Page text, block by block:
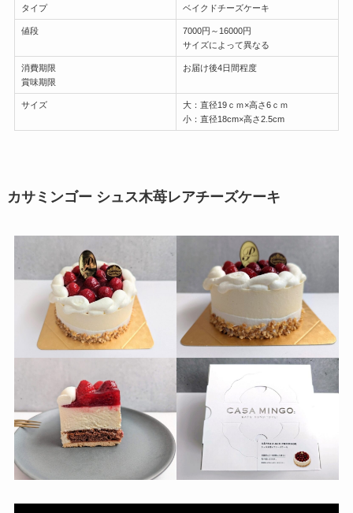
タイプ ベイクドチーズケーキ
値段
7000円～16000円
サイズによって異なる
消費期限
賞味期限
お届け後4日間程度
サイズ
大：直径19ｃｍ×高さ6ｃｍ
小：直径18cm×高さ2.5cm
カサミンゴー シュス木苺レアチーズケーキ